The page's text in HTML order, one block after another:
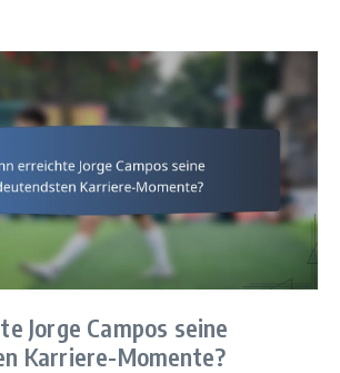
Jorge Campos seine
Karriere-Momente?